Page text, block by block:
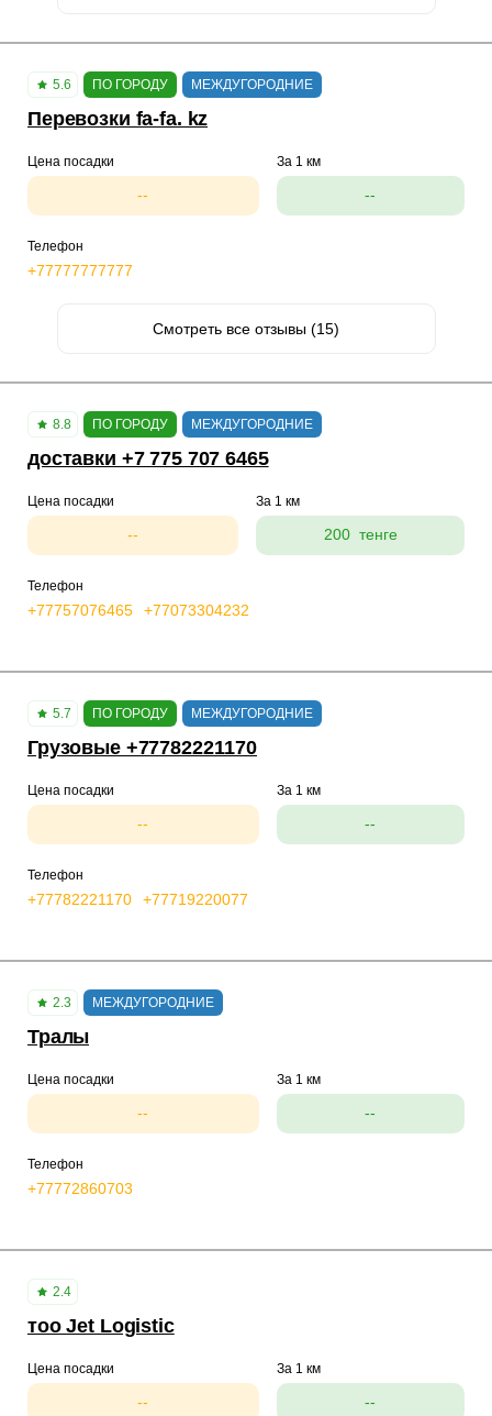
5.6 ПО ГОРОДУ МЕЖДУГОРОДНИЕ
Перевозки fa-fa. kz
Цена посадки
--
За 1 км
--
Телефон
+77777777777
Смотреть все отзывы (15)
8.8 ПО ГОРОДУ МЕЖДУГОРОДНИЕ
доставки +7 775 707 6465
Цена посадки
--
За 1 км
200 тенге
Телефон
+77757076465 +77073304232
5.7 ПО ГОРОДУ МЕЖДУГОРОДНИЕ
Грузовые +77782221170
Цена посадки
--
За 1 км
--
Телефон
+77782221170 +77719220077
2.3 МЕЖДУГОРОДНИЕ
Тралы
Цена посадки
--
За 1 км
--
Телефон
+77772860703
2.4
тоо Jet Logistic
Цена посадки
--
За 1 км
--